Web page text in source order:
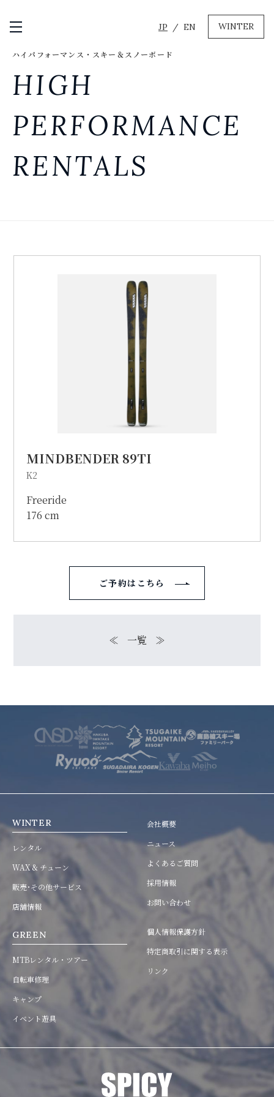
メニュー開閉 JP EN WINTER
GREEN
キャンプ イベント遊具
WINTER
特定商取引に関する表示
ハイパフォーマンス・スキー＆スノーボード
HIGH
PERFORMANCE
RENTALS
MINDBENDER 89TI
K2
Freeride
176 cm
ご予約はこちら
≪ 一覧 ≫
WINTER
レンタル
WAX & チューン
販売･その他サービス
店舗情報
GREEN
MTBレンタル・ツアー
自転車修理
キャンプ
イベント遊具
会社概要
ニュース
よくあるご質問
採用情報
お問い合わせ
個人情報保護方針
特定商取引に関する表示
リンク